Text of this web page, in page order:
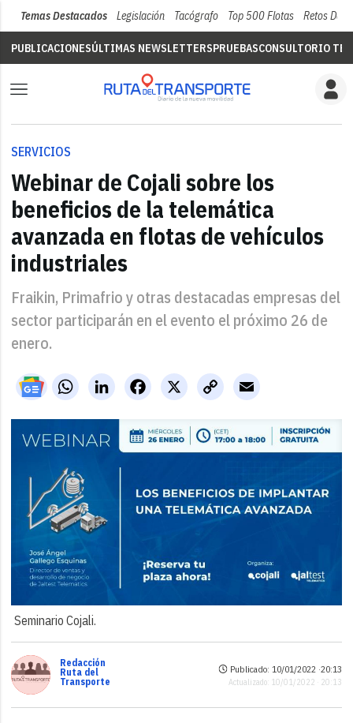
Temas Destacados Legislación Tacógrafo Top 500 Flotas Retos Del
PUBLICACIONESÚLTIMAS NEWSLETTERSPRUEBASCONSULTORIO
SERVICIOS
Webinar de Cojali sobre los
beneficios de la telemática
avanzada en flotas de vehículos
industriales
Fraikin, Primafrio y otras destacadas empresas del
sector participarán en el evento el próximo 26 de
enero.
WhatsAppLinkedIn X
Facebook
Copy
Link
Email
Seminario Cojali.
Redacción
Ruta del
Transporte
Publicado: 10/01/2022 ·20:13
Actualizado: 10/01/2022 · 20:13